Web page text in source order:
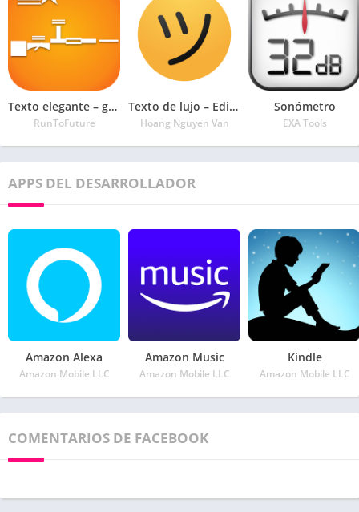
Texto elegante – generador de fuentes geniales
RunToFuture
Texto de lujo – Editor de apodos con símbolos
Hoang Nguyen Van
Sonómetro
EXA Tools
APPS DEL DESARROLLADOR
Amazon Alexa
Amazon Mobile LLC
Amazon Music
Amazon Mobile LLC
Kindle
Amazon Mobile LLC
COMENTARIOS DE FACEBOOK